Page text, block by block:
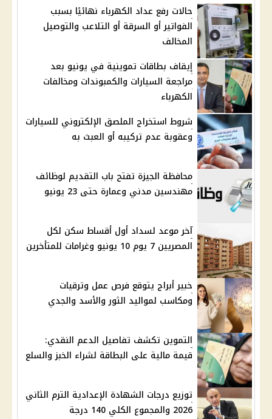
حالات رفع عداد الكهرباء نهائيًا بسبب
الفواتير أو السرقة أو التلاعب والتوصيل
المخالف
إيقاف بطاقات تموينية في يونيو بعد
مراجعة السيارات والكمبوندات ومخالفات
الكهرباء
شروط استخراج الملصق الإلكتروني للسيارات
وعقوبة عدم تركيبه أو العبث به
محافظة الجيزة تفتح باب التقديم لوظائف
مهندسين مدني وعمارة حتى 23 يونيو
آخر موعد لسداد أول أقساط سكن لكل
المصريين 7 يوم 10 يونيو وغرامات للمتأخرين
خبير أبراج يتوقع فرص عمل وترقيات
ومكاسب لمواليد الثور والأسد والجدي
التموين تكشف تفاصيل الدعم النقدي:
قيمة مالية على البطاقة لشراء الخبز والسلع
توزيع درجات الشهادة الإعدادية الترم الثاني
2026 والمجموع الكلي 140 درجة